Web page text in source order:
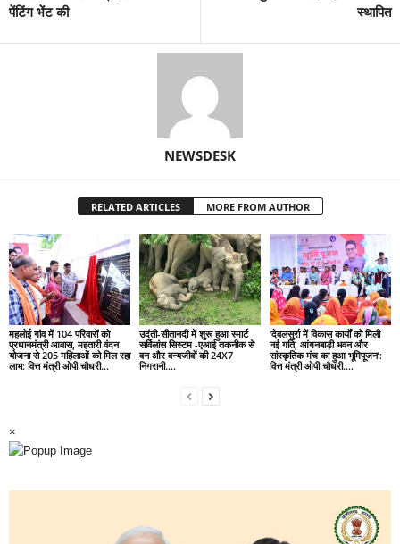
पेंटिंग भेंट की
स्थापित
NEWSDESK
RELATED ARTICLES MORE FROM AUTHOR
महलोई गांव में 104 परिवारों को
प्रधानमंत्री आवास, महतारी वंदन
योजना से 205 महिलाओं को मिल रहा
लाभ: वित्त मंत्री ओपी चौधरी…
उदंती-सीतानदी में शुरू हुआ स्मार्ट
सर्विलांस सिस्टम -एआई तकनीक से
वन और वन्यजीवों की 24X7
निगरानी….
’देवलसुर्रा में विकास कार्यों को मिली
नई गति, आंगनबाड़ी भवन और
सांस्कृतिक मंच का हुआ भूमिपूजन’:
वित्त मंत्री ओपी चौधरी….
×